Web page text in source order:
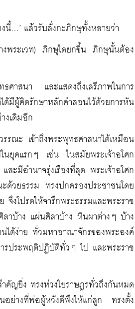
นี้…’ แล้วรับสั่งกะภิกษุทั้งหลายว่า
พระเวท) ภิกษุใดยกขึ้น ภิกษุนั้นต้อง
ศาสนา และแสดงถึงเสรีภาพในการ
มีผู้คิดรักษาหลักคำสอนไว้ด้วยการหัน
งเดิมอีก
รณะ เข้าถึงพระพุทธศาสนาได้เหมือน
นยุคแรกๆ เช่น ในสมัยพระเจ้าอโศก
มีอำนาจรุ่งเรืองที่สุด พระเจ้าอโศก
ด้วยธรรม ทรงปกครองประชาชนโดย
งโปรดให้จารึกพระธรรมและพระราช
าบ้าง แผ่นศิลาบ้าง หินผาต่างๆ บ้าง
ด้ง่าย ทั่วมหาอาณาจักรของพระองค์
รประพฤติปฏิบัติทั่วๆ ไป และพระราช
คัญยิ่ง ทรงห่วงใยราษฎรทั่วถึงกันหมด
ย่างที่พ่อผู้หวังดีพึงให้แก่ลูก ทรงตั้ง